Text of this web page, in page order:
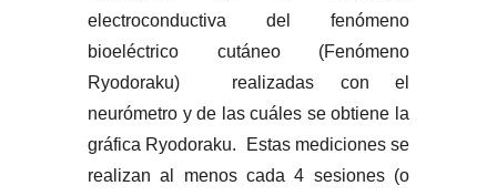
electroconductiva del fenómeno
bioeléctrico cutáneo (Fenómeno
Ryodoraku) realizadas con el
neurómetro y de las cuáles se obtiene la
gráfica Ryodoraku. Estas mediciones se
realizan al menos cada 4 sesiones (o